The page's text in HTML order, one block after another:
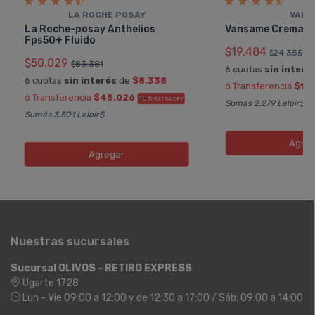
LA ROCHE POSAY
La Roche-posay Anthelios
Fps50+ Fluido
$50.029 $83.381
6 cuotas sin interés de $8.338
ó Transferencia $45.026 10% EXTRA OFF
Sumás 3.501 Leloir$
Agregar
Vansame Crema
$19.484 $24.355
6 cuotas sin
ó Transferencia
Sumás 2.279 Leloir$
Nuestras sucursales
Sucursal OLIVOS - RETIRO EXPRESS
Ugarte 1728
Lun - Vie 09:00 a 12:00 y de 12:30 a 17:00 / Sáb: 09:00 a 14:00